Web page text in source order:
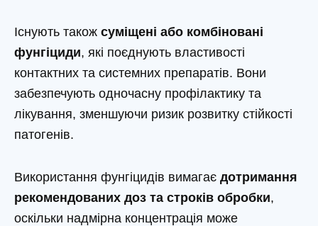
Існують також суміщені або комбіновані
фунгіциди, які поєднують властивості
контактних та системних препаратів. Вони
забезпечують одночасну профілактику та
лікування, зменшуючи ризик розвитку стійкості
патогенів.
Використання фунгіцидів вимагає дотримання
рекомендованих доз та строків обробки,
оскільки надмірна концентрація може